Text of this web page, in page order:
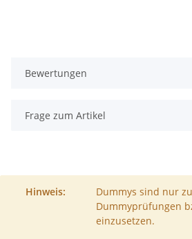
Bewertungen
Frage zum Artikel
Hinweis:
Dummys sind nur
Dummyprüfungen
einzusetzen.